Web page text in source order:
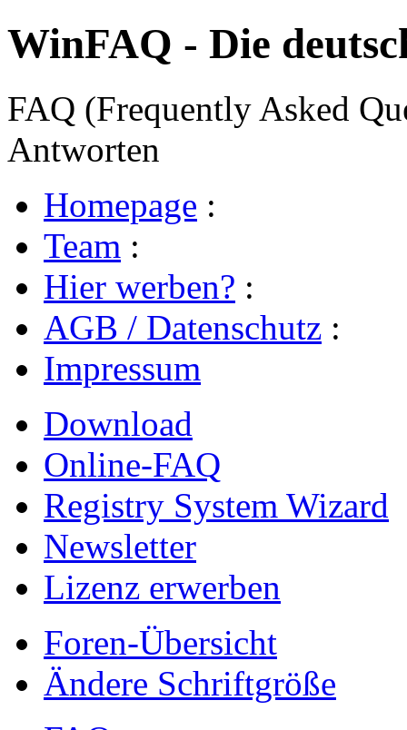
WinFAQ - Die
FAQ (Frequently Asked
Antworten
Homepage :
Team :
Hier werben? :
AGB / Datenschutz :
Impressum
Download
Online-FAQ
Registry System Wizard
Newsletter
Lizenz erwerben
Foren-Übersicht
Ändere Schriftgröße